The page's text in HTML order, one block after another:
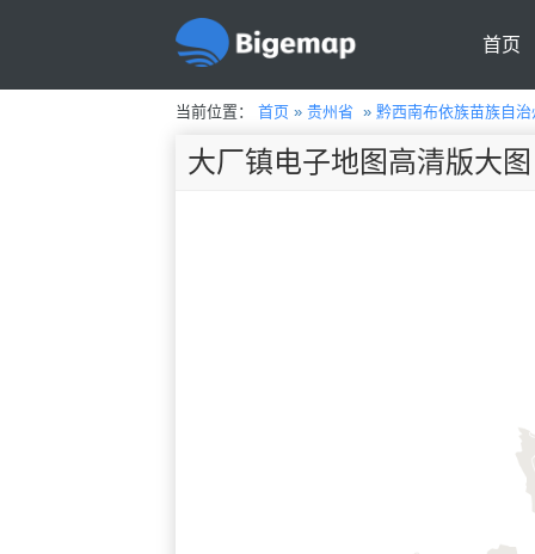
首页
当前位置： 首页» 贵州省 » 黔西南布依族苗族自治
大厂镇电子地图高清版大图